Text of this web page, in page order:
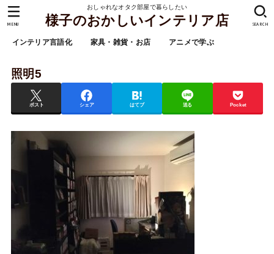
おしゃれなオタク部屋で暮らしたい
様子のおかしいインテリア店
インテリア言語化 家具・雑貨・お店 アニメで学ぶ
SEARCH
MENU
照明5
ポスト シェア はてブ 送る Pocket